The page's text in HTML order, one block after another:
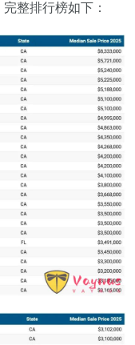
整排行榜如下：